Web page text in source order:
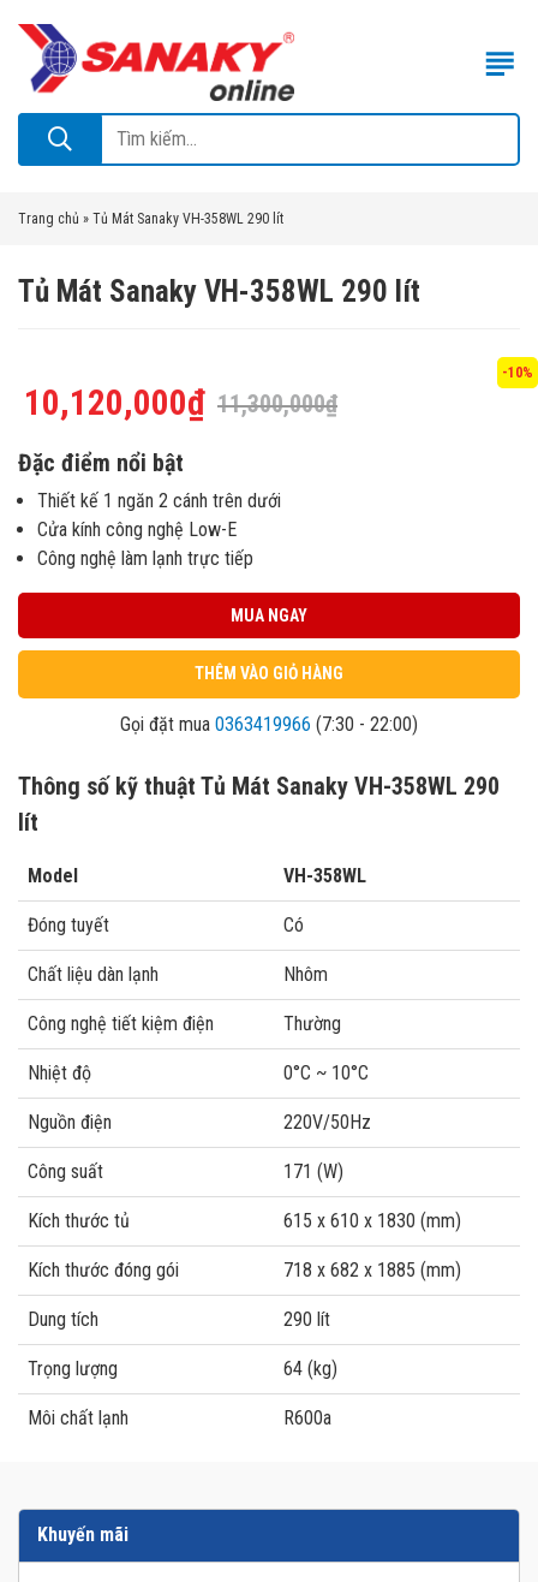
Trang chủ » Tủ Mát Sanaky VH-358WL 290 lít
Tủ Mát Sanaky VH-358WL 290 lít
-10%
11,300,000₫
10,120,000₫
Đặc điểm nổi bật
Thiết kế 1 ngăn 2 cánh trên dưới
Cửa kính công nghệ Low-E
Công nghệ làm lạnh trực tiếp
MUA NGAY
THÊM VÀO GIỎ HÀNG
Gọi đặt mua 0363419966 (7:30 - 22:00)
Thông số kỹ thuật Tủ Mát Sanaky VH-358WL 290
lít
Model VH-358WL
Đóng tuyết Có
Chất liệu dàn lạnh Nhôm
Công nghệ tiết kiệm điện Thường
Nhiệt độ 0°C ~ 10°C
Nguồn điện 220V/50Hz
Công suất 171 (W)
Kích thước tủ 615 x 610 x 1830 (mm)
Kích thước đóng gói 718 x 682 x 1885 (mm)
Dung tích 290 lít
Trọng lượng 64 (kg)
Môi chất lạnh R600a
Khuyến mãi